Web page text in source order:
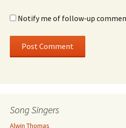
Notify me of follow-up
Song Singers
Alwin Thomas